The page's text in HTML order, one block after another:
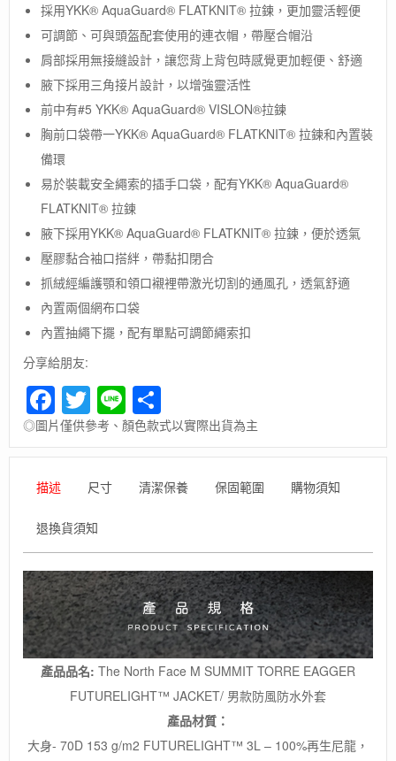
Face]M
SUMMIT
TORRE
EAGGER
FUTURELIGHT™
JACKET/
男
款
防
套
數
採用YKK® AquaGuard® FLATKNIT® 拉鍊，更加靈活輕便
可調節、可與頭盔配套使用的連衣帽，帶壓合帽沿
肩部採用無接縫設計，讓您背上背包時感覺更加輕便、舒適
腋下採用三角接片設計，以增強靈活性
前中有#5 YKK® AquaGuard® VISLON®拉鍊
胸前口袋帶一YKK® AquaGuard® FLATKNIT® 拉鍊和內置裝
備環
易於裝載安全繩索的插手口袋，配有YKK® AquaGuard®
FLATKNIT® 拉鍊
腋下採用YKK® AquaGuard® FLATKNIT® 拉鍊，便於透氣
壓膠黏合袖口搭絆，帶黏扣閉合
抓絨經編護顎和領口襯裡帶激光切割的通風孔，透氣舒適
內置兩個網布口袋
內置抽繩下擺，配有單點可調節繩索扣
分享給朋友:
Facebook
Twitter
Line
◎圖片僅供參考、顏色款式以實際出貨為主
描述 尺寸 清潔保養 保固範圍 購物須知
退換貨須知
產品品名: The North Face M SUMMIT TORRE EAGGER
FUTURELIGHT™ JACKET/ 男款防風防水外套
產品材質：
大身- 70D 153 g/m2 FUTURELIGHT™ 3L – 100%再生尼龍，